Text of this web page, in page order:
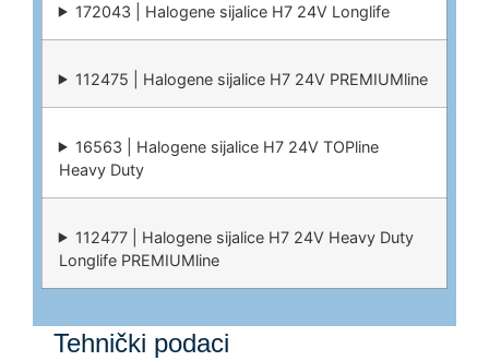
172043 | Halogene sijalice H7 24V Longlife
112475 | Halogene sijalice H7 24V PREMIUMline
16563 | Halogene sijalice H7 24V TOPline
Heavy Duty
112477 | Halogene sijalice H7 24V Heavy Duty
Longlife PREMIUMline
Tehnički podaci